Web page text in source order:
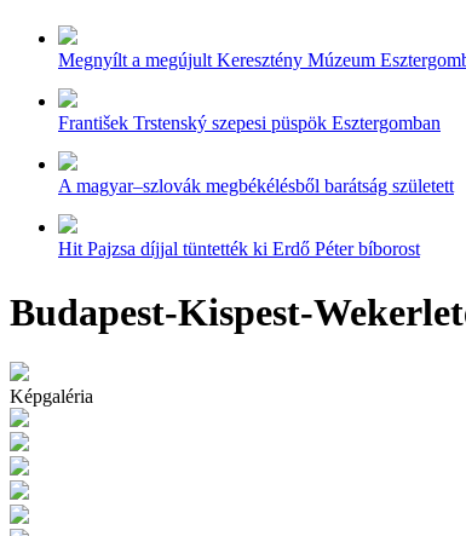
Megnyílt a megújult Keresztény Múzeum
František Trstenský szepesi püspök Esztergomban
A magyar–szlovák megbékélésből barátság született
Hit Pajzsa díjjal tüntették ki Erdő Péter bíborost
Budapest-Kispest-
Képgaléria